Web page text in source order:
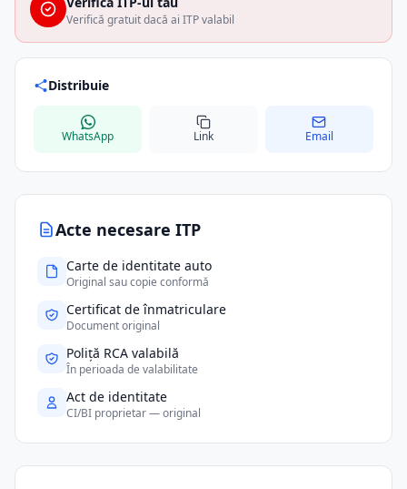
Acte necesare ITP
Carte de identitate auto
Original sau copie conformă
Certificat de înmatriculare
Document original
Poliță RCA valabilă
În perioada de valabilitate
Act de identitate
CI/BI proprietar — original
Verifică gratuit dacă ai ITP valabil
Distribuie
WhatsApp Link Email